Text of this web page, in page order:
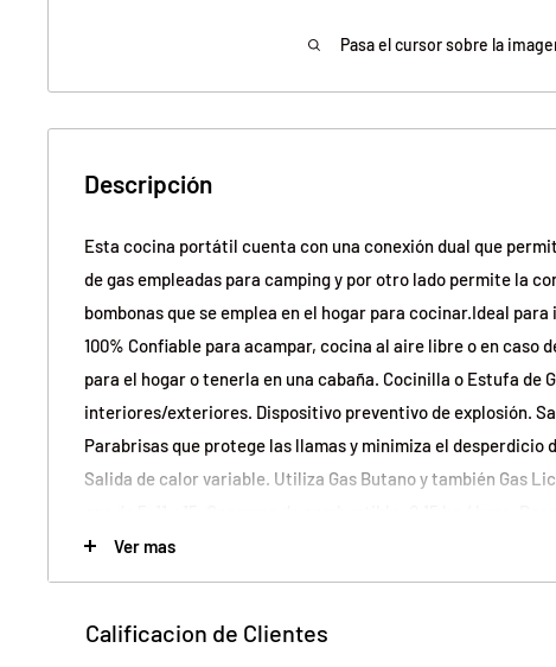
Pasa el cursor sobre la
Descripción
Esta cocina portátil cuenta con una conexión dual que
de gas empleadas para camping y por otro lado permite la
bombonas que se emplea en el hogar para cocinar.Ideal
100% Confiable para acampar, cocina al aire libre o en caso
para el hogar o tenerla en una cabaña. Cocinilla o Estufa de
interiores/exteriores. Dispositivo preventivo de explosión.
Parabrisas que protege las llamas y minimiza el desperdicio
Salida de calor variable. Utiliza Gas Butano y también Gas
Dimensiones del producto 32 x 6 x 28 cm. Gas no incluido. No
Material: Metal. Color: Negro. Producto 100% recomendado.
Ver mas
Calificacion de Clientes